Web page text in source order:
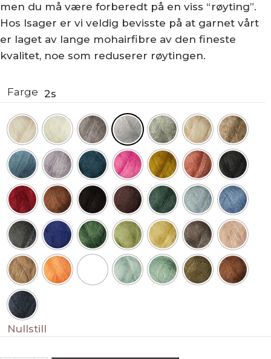
men du må være forberedt på en viss “røyting”.
Hos Isager er vi veldig bevisste på at garnet vårt
er laget av lange mohairfibre av den fineste
kvalitet, noe som reduserer røytingen.
Farge 2s
Nullstill